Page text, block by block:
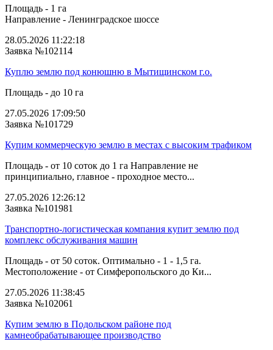
Площадь - 1 га
Направление - Ленинградское шоссе
28.05.2026 11:22:18
Заявка №102114
Куплю землю под конюшню в Мытищинском г.о.
Площадь - до 10 га
27.05.2026 17:09:50
Заявка №101729
Купим коммерческую землю в местах с высоким трафиком
Площадь - от 10 соток до 1 га Направление не
принципиально, главное - проходное место...
27.05.2026 12:26:12
Заявка №101981
Транспортно-логистическая компания купит землю под
комплекс обслуживания машин
Площадь - от 50 соток. Оптимально - 1 - 1,5 га.
Местоположение - от Симферопольского до Ки...
27.05.2026 11:38:45
Заявка №102061
Купим землю в Подольском районе под
камнеобрабатывающее производство